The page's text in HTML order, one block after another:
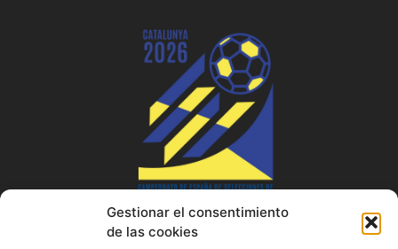
Gestionar el consentimiento
de las cookies